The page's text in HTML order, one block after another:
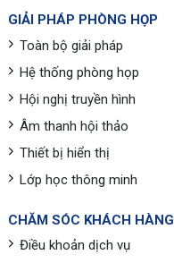
GIẢI PHÁP PHÒNG HỌP
Toàn bộ giải pháp
Hệ thống phòng họp
Hội nghị truyền hình
Âm thanh hội thảo
Thiết bị hiển thị
Lớp học thông minh
CHĂM SÓC KHÁCH HÀNG
Điều khoản dịch vụ